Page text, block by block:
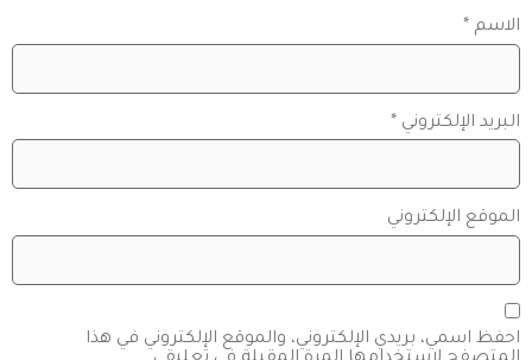
الاسم *
البريد الإلكتروني *
الموقع الإلكتروني
احفظ اسمي، بريدي الإلكتروني، والموقع الإلكتروني في هذا